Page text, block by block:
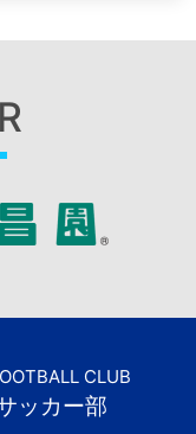
CLUB
ッカー部